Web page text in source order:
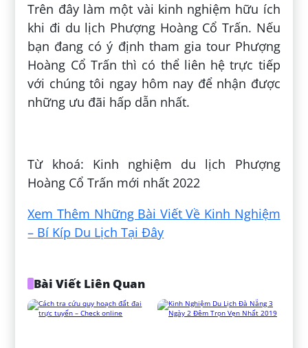
Trên đây làm một vài kinh nghiệm hữu ích
khi đi du lịch Phượng Hoàng Cổ Trấn. Nếu
bạn đang có ý định tham gia tour Phượng
Hoàng Cổ Trấn thì có thể liên hệ trực tiếp
với chúng tôi ngay hôm nay để nhận được
những ưu đãi hấp dẫn nhất.
Từ khoá: Kinh nghiệm du lịch Phượng
Hoàng Cổ Trấn mới nhất 2022
Xem Thêm Những Bài Viết Về Kinh Nghiệm
– Bí Kíp Du Lịch Tại Đây
Bài Viết Liên Quan